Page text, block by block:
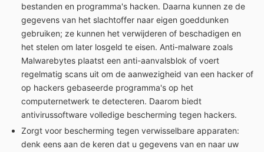
bestanden en programma's hacken. Daarna kunnen ze de
gegevens van het slachtoffer naar eigen goeddunken
gebruiken; ze kunnen het verwijderen of beschadigen en
het stelen om later losgeld te eisen. Anti-malware zoals
Malwarebytes plaatst een anti-aanvalsblok of voert
regelmatig scans uit om de aanwezigheid van een hacker of
op hackers gebaseerde programma's op het
computernetwerk te detecteren. Daarom biedt
antivirussoftware volledige bescherming tegen hackers.
Zorgt voor bescherming tegen verwisselbare apparaten:
denk eens aan de keren dat u gegevens van en naar uw